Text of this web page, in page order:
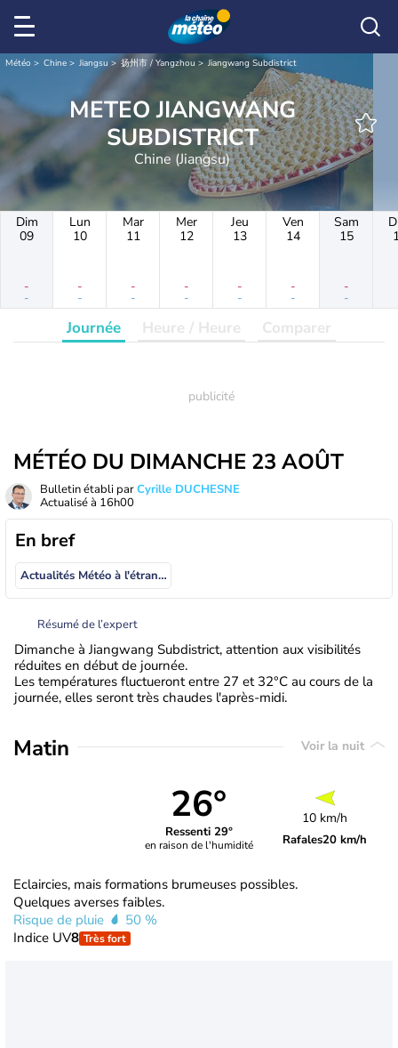
Météo Chine Jiangsu 扬州市 / Yangzhou Jiangwang Subdistrict
METEO JIANGWANG
SUBDISTRICT
Chine (Jiangsu)
Dim
09
-
-
Lun
10
-
-
Mar
11
-
-
Mer
12
-
-
Jeu
13
-
-
Ven
14
-
-
Sam
15
-
-
Journée Heure / Heure Comparer
MÉTÉO DU DIMANCHE 23 AOÛT
Bulletin établi parCyrille DUCHESNE
Actualisé à 16h00
En bref
Actualités Météo à l'étranger
Résumé de l’expert
Dimanche à Jiangwang Subdistrict, attention aux visibilités
réduites en début de journée.
Les températures fluctueront entre 27 et 32°C au cours de la
journée, elles seront très chaudes l'après-midi.
Matin Voir la nuit
26°
Ressenti 29°
en raison de l'humidité
10 km/h
Rafales20 km/h
Eclaircies, mais formations brumeuses possibles.
Quelques averses faibles.
Risque de pluie
50 %
Indice UV8 Très fort